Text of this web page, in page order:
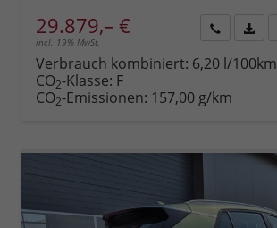
29.879,– €
incl. 19% MwSt.
anfordern
Datei,
Verbrauch kombiniert: 6,20 l/100km
CO2-Klasse: F
CO2-Emissionen: 157,00 g/km